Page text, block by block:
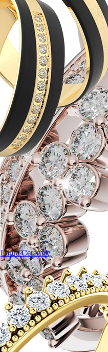
Laura Ceramik